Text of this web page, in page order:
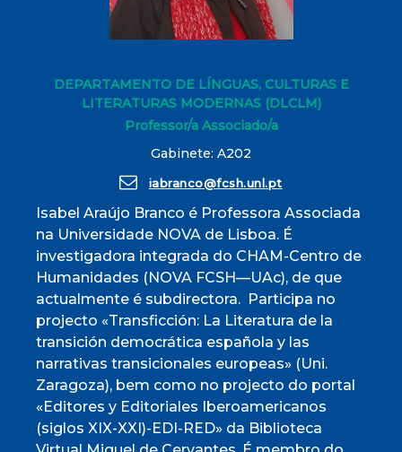
DEPARTAMENTO DE LÍNGUAS, CULTURAS E
LITERATURAS MODERNAS (DLCLM)
Professor/a Associado/a
Gabinete: A202
iabranco@fcsh.unl.pt
Isabel Araújo Branco é Professora Associada
na Universidade NOVA de Lisboa. É
investigadora integrada do CHAM-Centro de
Humanidades (NOVA FCSH—UAc), de que
actualmente é subdirectora. Participa no
projecto «Transficción: La Literatura de la
transición democrática española y las
narrativas transicionales europeas» (Uni.
Zaragoza), bem como no projecto do portal
«Editores y Editoriales Iberoamericanos
(siglos XIX-XXI)-EDI-RED» da Biblioteca